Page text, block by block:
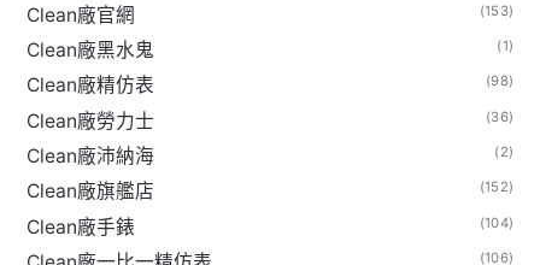
Clean廠官網 (153)
Clean廠黑水鬼 (1)
Clean廠精仿表 (98)
Clean廠勞力士 (36)
Clean廠沛納海 (2)
Clean廠旗艦店 (152)
Clean廠手錶 (104)
(106)